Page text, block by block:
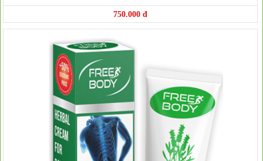
750.000 đ